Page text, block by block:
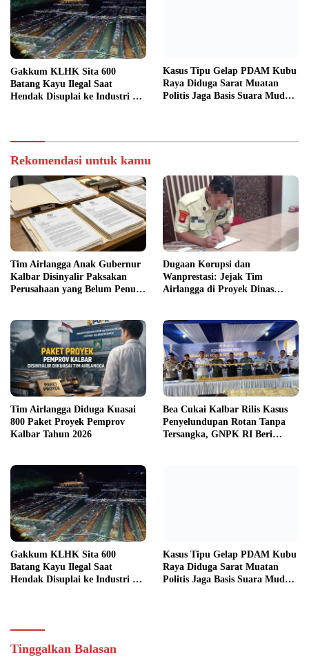
Gakkum KLHK Sita 600
Batang Kayu Ilegal Saat
Hendak Disuplai ke Industri di
Kasus Tipu Gelap PDAM Kubu
Raya Diduga Sarat Muatan
Politis Jaga Basis Suara Muda
Rekomendasi untuk kamu
Tim Airlangga Anak Gubernur
Kalbar Disinyalir Paksakan
Perusahaan yang Belum Penuhi
Dugaan Korupsi dan
Wanprestasi: Jejak Tim
Airlangga di Proyek Dinas
Tim Airlangga Diduga Kuasai
800 Paket Proyek Pemprov
Kalbar Tahun 2026
Bea Cukai Kalbar Rilis Kasus
Penyelundupan Rotan Tanpa
Tersangka, GNPK RI Beri
Gakkum KLHK Sita 600
Batang Kayu Ilegal Saat
Hendak Disuplai ke Industri di
Kasus Tipu Gelap PDAM Kubu
Raya Diduga Sarat Muatan
Politis Jaga Basis Suara Muda
Tinggalkan Balasan